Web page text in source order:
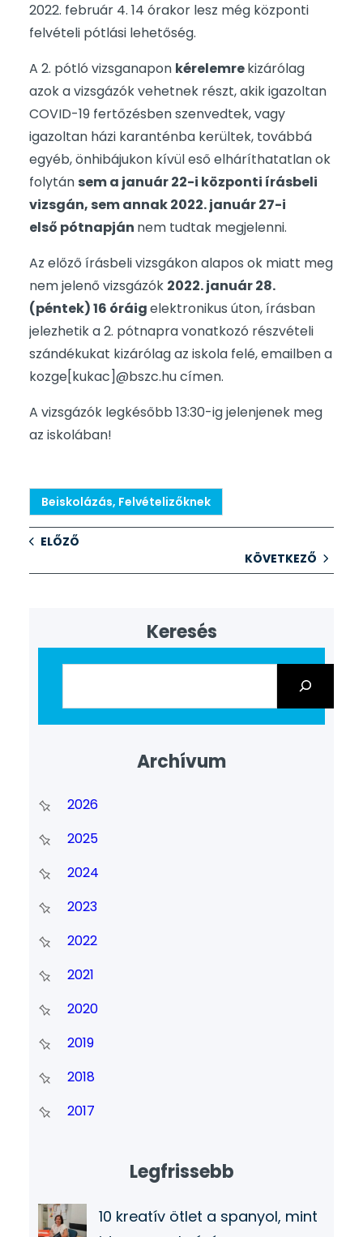
2022. február 4. 14 órakor lesz még központi
felvételi pótlási lehetőség.
A 2. pótló vizsganapon kérelemrekizárólag
azok a vizsgázók vehetnek részt, akik igazoltan
COVID-19 fertőzésben szenvedtek, vagy
igazoltan házi karanténba kerültek, továbbá
egyéb, önhibájukon kívül eső elháríthatatlan ok
folytán sem a január 22-i központi írásbeli
vizsgán, sem annak 2022. január 27-i
első pótnapján nem tudtak megjelenni.
Az előző írásbeli vizsgákon alapos ok miatt meg
nem jelenő vizsgázók 2022. január 28.
(péntek) 16 óráigelektronikus úton, írásban
jelezhetik a 2. pótnapra vonatkozó részvételi
szándékukat kizárólag az iskola felé, emailben a
kozge[kukac]@bszc.hu címen.
A vizsgázók legkésőbb 13:30-ig jelenjenek meg
az iskolában!
Beiskolázás, Felvételizőknek
ELŐZŐ
KÖVETKEZŐ
Keresés
Archívum
2026
2025
2024
2023
2022
2021
2020
2019
2018
2017
Legfrissebb
10 kreatív ötlet a spanyol, mint